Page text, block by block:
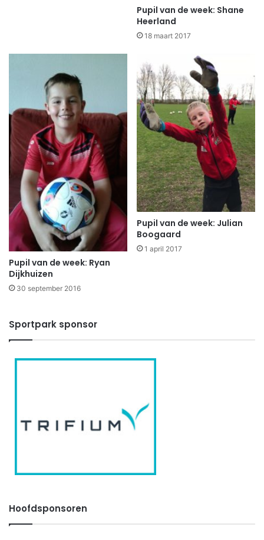
Pupil van de week: Shane
Heerland
18 maart 2017
Pupil van de week: Ryan
Dijkhuizen
30 september 2016
Pupil van de week: Julian
Boogaard
1 april 2017
Sportpark sponsor
Hoofdsponsoren